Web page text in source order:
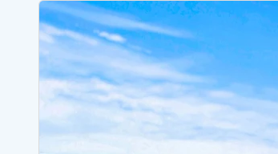
Nybyggede sommerhuse
Sommerhuse med sauna
Røgfrie/ikke-ryger sommerhuse
Sommerhuse med udsigt
Sommerhuse med spa
Sommerhuse med fredagsskift
Sommerhuse med lørdagsskift